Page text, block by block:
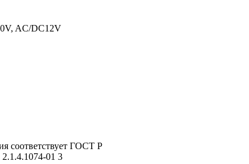
AC/DC12V
соответствует ГОСТ Р
01 3